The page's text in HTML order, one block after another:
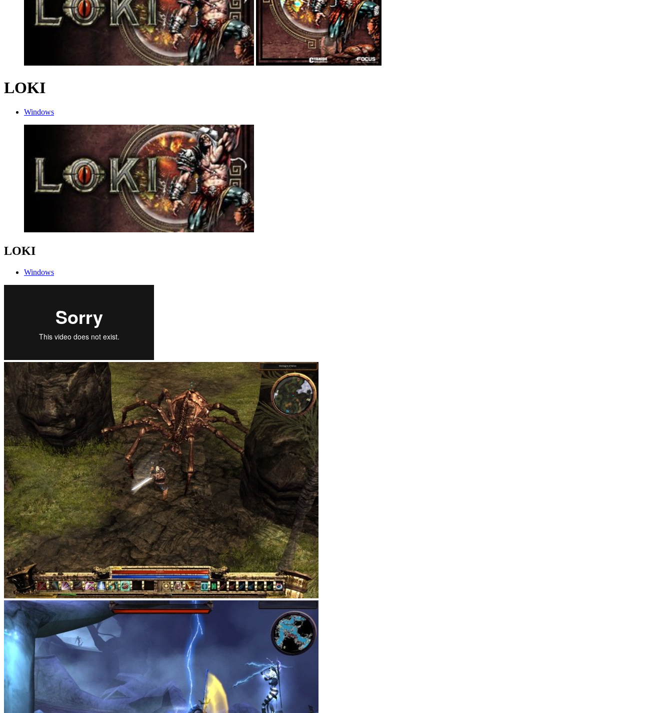
LOKI
Windows
LOKI
Windows